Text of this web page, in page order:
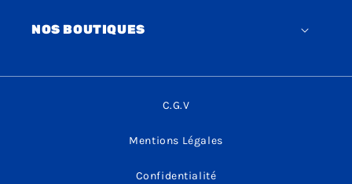
NOS BOUTIQUES
C.G.V
Mentions Légales
Confidentialité